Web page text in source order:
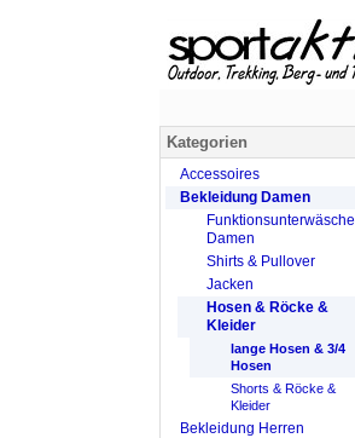
Kategorien
Accessoires
Bekleidung Damen
Funktionsunterwäsche
Damen
Shirts & Pullover
Jacken
Hosen & Röcke &
Kleider
lange Hosen & 3/4
Hosen
Shorts & Röcke &
Kleider
Bekleidung Herren